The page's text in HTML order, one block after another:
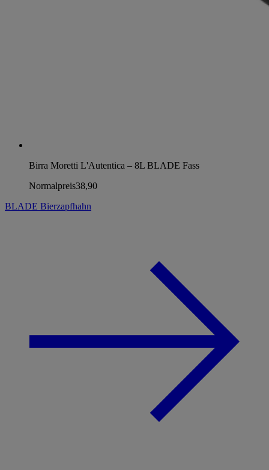
Birra Moretti L'Autentica – 8L BLADE Fass
Normalpreis38,90
BLADE Bierzapfhahn